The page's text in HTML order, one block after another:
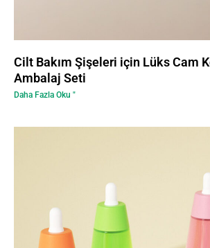
Cilt Bakım Şişeleri için Lüks Cam
Ambalaj Seti
Daha Fazla Oku "